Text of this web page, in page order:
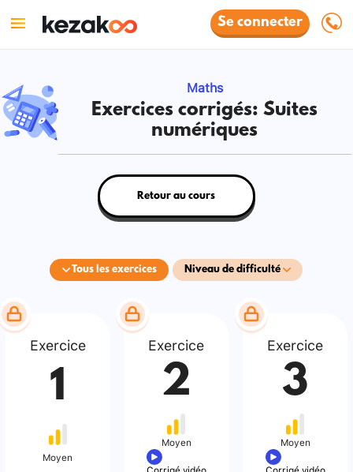
Se connecter
Maths
Exercices corrigés: Suites
numériques
Tous les exercices Niveau de difficulté
Retour au cours
Exercice
1
Moyen
Exercice
2
Moyen
Exercice
3
Moyen